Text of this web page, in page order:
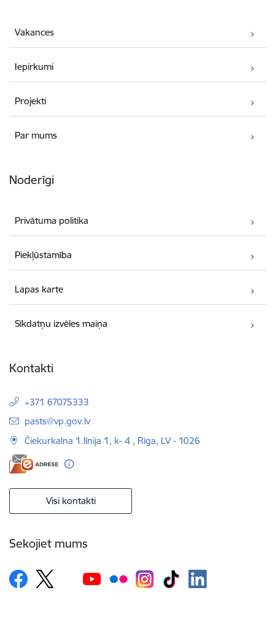
Vakances
Iepirkumi
Projekti
Par mums
Noderīgi
Privātuma politika
Piekļūstamība
Lapas karte
Sīkdatņu izvēles maiņa
Kontakti
+371 67075333
E-pasts:
pasts@vp.gov.lv
Čiekurkalna 1.līnija 1, k- 4 , Rīga, LV - 1026
Visi kontakti
Sekojiet mums